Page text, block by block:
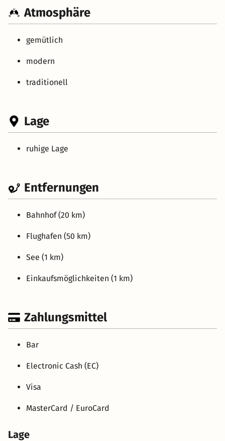
Atmosphäre
gemütlich
modern
traditionell
Lage
ruhige Lage
Entfernungen
Bahnhof (20 km)
Flughafen (50 km)
See (1 km)
Einkaufsmöglichkeiten (1 km)
Zahlungsmittel
Bar
Electronic Cash (EC)
Visa
MasterCard / EuroCard
Lage